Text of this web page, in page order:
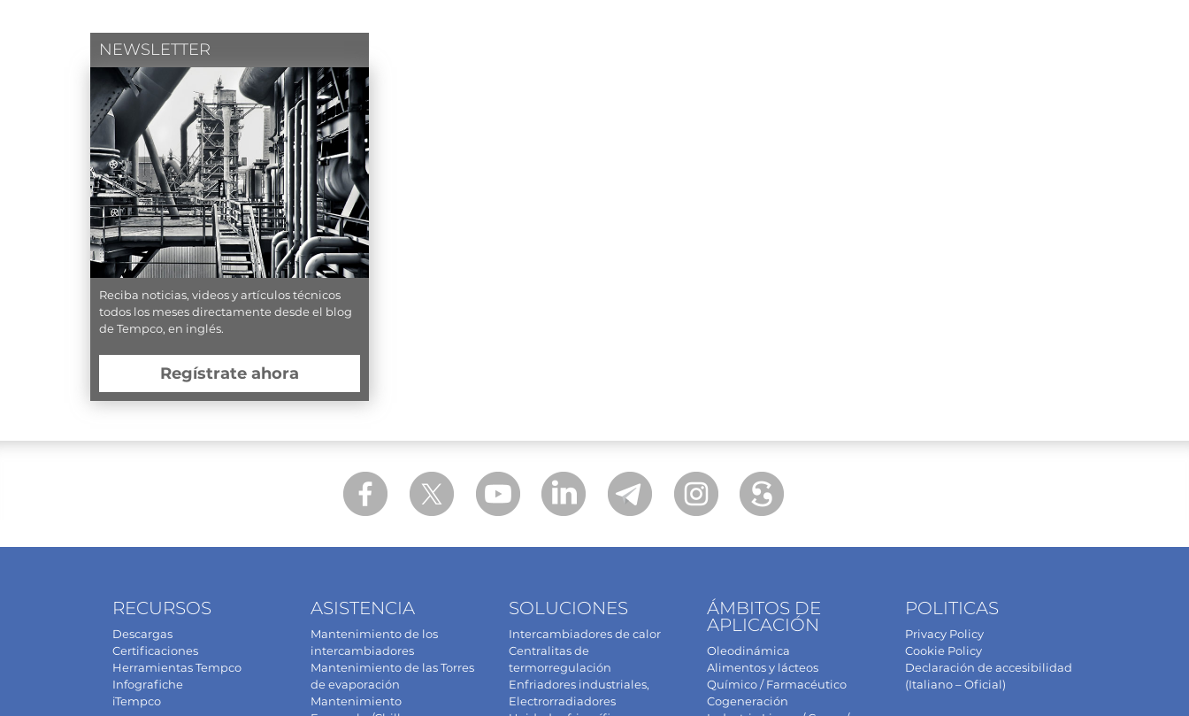
NEWSLETTER
Reciba noticias, videos y artículos técnicos
todos los meses directamente desde el blog
de Tempco, en inglés.
Regístrate ahora
RECURSOS
Descargas
Certificaciones
Herramientas Tempco
Infografiche
iTempco
ASISTENCIA
Mantenimiento de los
intercambiadores
Mantenimiento de las Torres
de evaporación
Mantenimiento
SOLUCIONES
Intercambiadores de calor
Centralitas de
termorregulación
Enfriadores industriales,
Electrorradiadores
ÁMBITOS DE
APLICACIÓN
Oleodinámica
Alimentos y lácteos
Químico / Farmacéutico
Cogeneración
POLITICAS
Privacy Policy
Cookie Policy
Declaración de accesibilidad
(Italiano – Oficial)